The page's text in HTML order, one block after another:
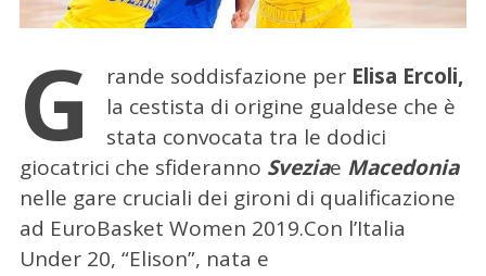
G rande soddisfazione per Elisa Ercoli,
la cestista di origine gualdese che è
stata convocata tra le dodici
giocatrici che sfideranno Sveziae Macedonia
nelle gare cruciali dei gironi di qualificazione
ad EuroBasket Women 2019.Con l’Italia
Under 20, “Elison”, nata e